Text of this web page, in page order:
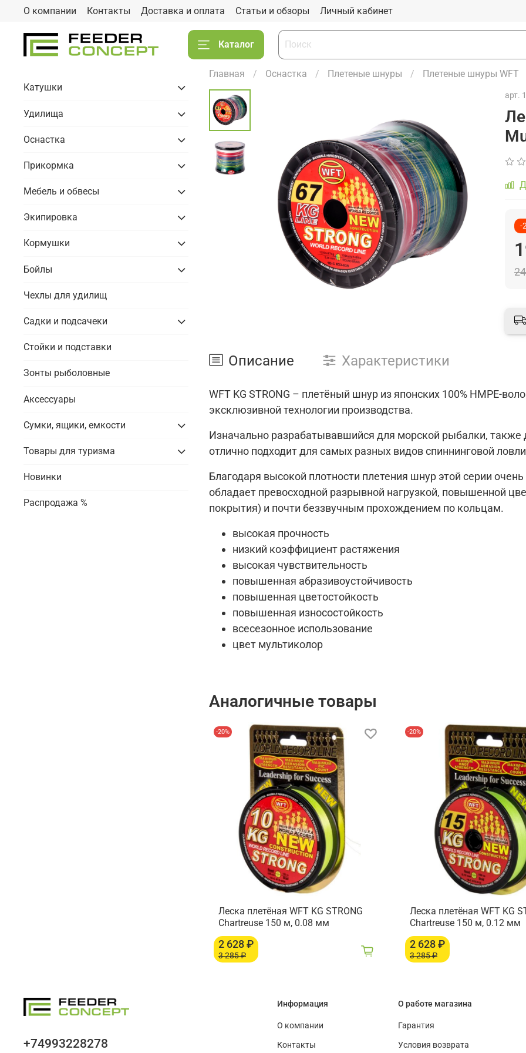
О компании Контакты Доставка и оплата Статьи и обзоры Личный кабинет
Каталог
Главная Оснастка Плетеные шнуры Плетеные шнуры WFT
арт.
-
Описание Характеристики
WFT KG STRONG – плетёный шнур из японских 100% HMPE-
эксклюзивной технологии производства.
Изначально разрабатывавшийся для морской рыбалки, также
отлично подходит для самых разных видов спиннинговой
Благодаря высокой плотности плетения шнур этой серии
обладает превосходной разрывной нагрузкой, повышенной
покрытия) и почти беззвучным прохождением по кольцам.
высокая прочность
низкий коэффициент растяжения
высокая чувствительность
повышенная абразивоустойчивость
повышенная цветостойкость
повышенная износостойкость
всесезонное использование
цвет мультиколор
Аналогичные товары
-20%
Леска плетёная WFT KG STRONG
Chartreuse 150 м, 0.08 мм
2 628 ₽
3 285 ₽
-20%
Леска плетёная WFT KG
Chartreuse 150 м, 0.12 мм
2 628 ₽
3 285 ₽
Катушки
Удилища
Оснастка
Прикормка
Мебель и обвесы
Экипировка
Кормушки
Бойлы
Чехлы для удилищ
Садки и подсачеки
Стойки и подставки
Зонты рыболовные
Аксессуары
Сумки, ящики, емкости
Товары для туризма
Новинки
Распродажа %
Информация
О компании
Контакты
О работе магазина
Гарантия
Условия возврата
+74993228278